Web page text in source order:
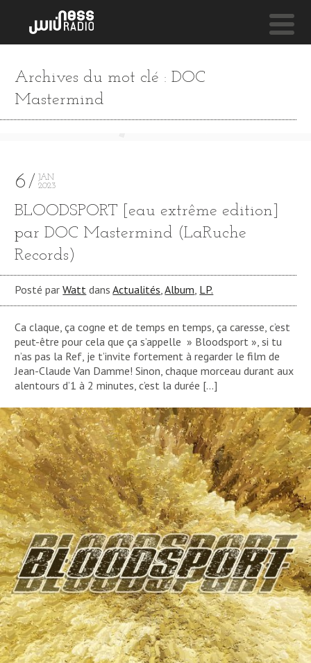
SUPERWOMAN (FEAT. TERRY D) ****
4 Hero
NESS LIVE !
Archives du mot clé : DOC
Mastermind
6
JAN
2023
BLOODSPORT [eau extr​ê​me edition]
par DOC Mastermind (LaRuche
Records)
Posté parWatt dansActualités,Album, LP.
Ca claque, ça cogne et de temps en temps, ça caresse, c’est
peut-être pour cela que ça s’appelle » Bloodsport », si tu
n’as pas la Ref, je t’invite fortement à regarder le film de
Jean-Claude Van Damme! Sinon, chaque morceau durant aux
alentours d’1 à 2 minutes, c’est la durée […]